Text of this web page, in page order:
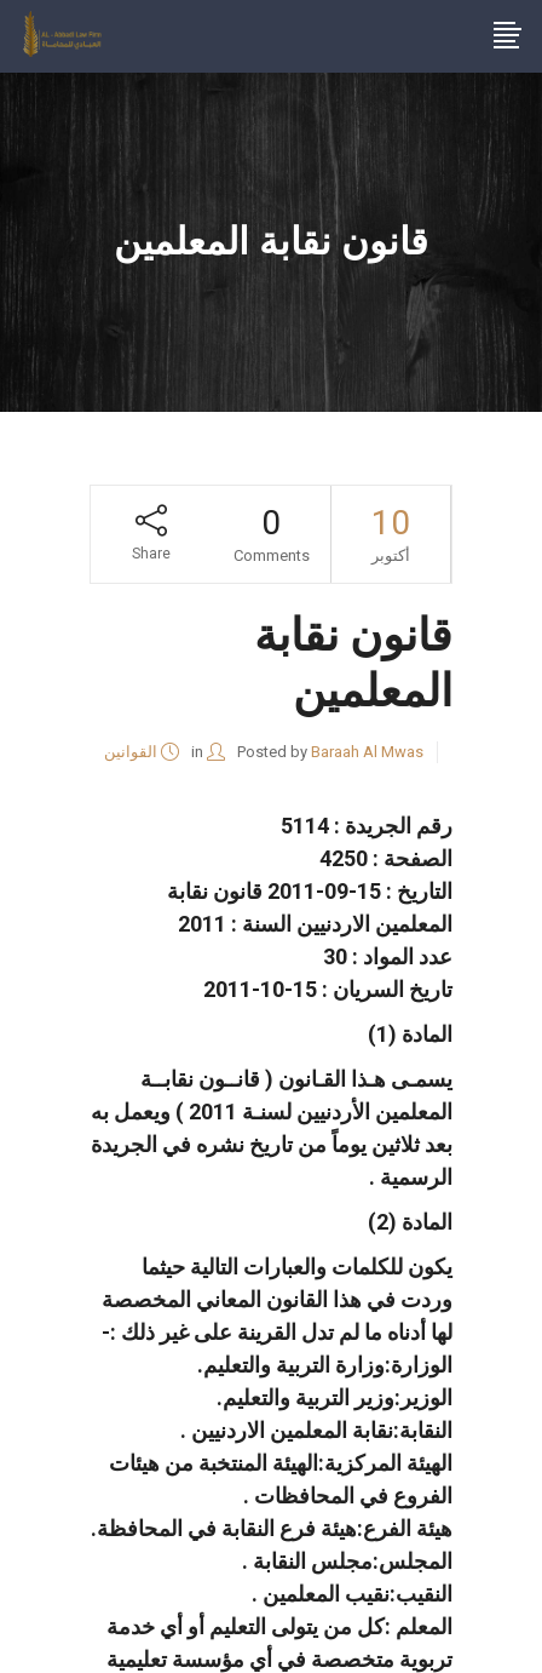
قانون نقابة المعلمين
10
أكتوبر
0
Comments
Share
قانون نقابة
المعلمين
Posted by Baraah Al Mwas
in القوانين
رقم الجريدة : 5114
الصفحة : 4250
التاريخ : 15-09-2011 قانون نقابة
المعلمين الاردنيين السنة : 2011
عدد المواد : 30
تاريخ السريان : 15-10-2011
المادة (1)
يسمـى هـذا القـانون ( قانــون نقابــة
المعلمين الأردنيين لسنـة 2011 ) ويعمل به
بعد ثلاثين يوماً من تاريخ نشره في الجريدة
الرسمية .
المادة (2)
يكون للكلمات والعبارات التالية حيثما
وردت في هذا القانون المعاني المخصصة
لها أدناه ما لم تدل القرينة على غير ذلك :-
الوزارة:وزارة التربية والتعليم.
الوزير:وزير التربية والتعليم.
النقابة:نقابة المعلمين الاردنيين .
الهيئة المركزية:الهيئة المنتخبة من هيئات
الفروع في المحافظات .
هيئة الفرع:هيئة فرع النقابة في المحافظة.
المجلس:مجلس النقابة .
النقيب:نقيب المعلمين .
المعلم :كل من يتولى التعليم أو أي خدمة
تربوية متخصصة في أي مؤسسة تعليمية